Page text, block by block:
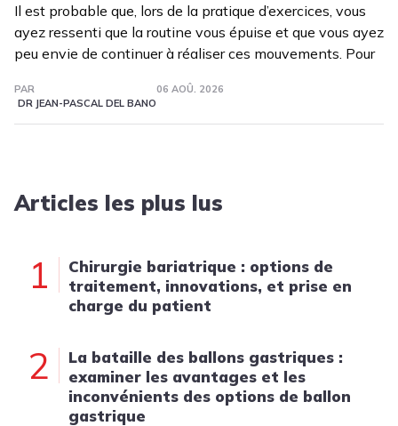
Il est probable que, lors de la pratique d’exercices, vous
ayez ressenti que la routine vous épuise et que vous ayez
peu envie de continuer à réaliser ces mouvements. Pour
PAR
DR JEAN-PASCAL DEL BANO
06 AOÛ. 2026
Articles les plus lus
1
Chirurgie bariatrique : options de
traitement, innovations, et prise en
charge du patient
2
La bataille des ballons gastriques :
examiner les avantages et les
inconvénients des options de ballon
gastrique